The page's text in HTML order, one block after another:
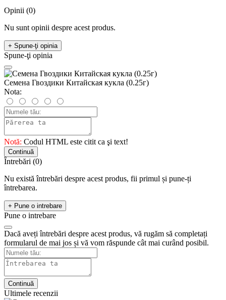
Opinii (0)
Nu sunt opinii despre acest produs.
+ Spune-ţi opinia
Spune-ţi opinia
Семена Гвоздики Китайская кукла (0.25г)
Nota:
Notă: Codul HTML este citit ca şi text!
Continuă
Întrebări (0)
Nu există întrebări despre acest produs, fii primul și pune-ți
întrebarea.
+ Pune o intrebare
Pune o intrebare
Dacă aveți întrebări despre acest produs, vă rugăm să completați
formularul de mai jos și vă vom răspunde cât mai curând posibil.
Continuă
Ultimele recenzii